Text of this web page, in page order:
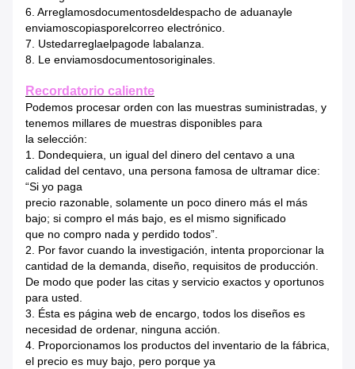
6. Arreglamosdocumentosdeldespacho de aduanayle
enviamoscopiasporelcorreo electrónico.
7. Ustedarreglaelpagode labalanza.
8. Le enviamosdocumentosoriginales.
Recordatorio caliente
Podemos procesar orden con las muestras suministradas, y
tenemos millares de muestras disponibles para
la selección:
1. Dondequiera, un igual del dinero del centavo a una
calidad del centavo, una persona famosa de ultramar dice:
“Si yo paga
precio razonable, solamente un poco dinero más el más
bajo; si compro el más bajo, es el mismo significado
que no compro nada y perdido todos”.
2. Por favor cuando la investigación, intenta proporcionar la
cantidad de la demanda, diseño, requisitos de producción.
De modo que poder las citas y servicio exactos y oportunos
para usted.
3. Ésta es página web de encargo, todos los diseños es
necesidad de ordenar, ninguna acción.
4. Proporcionamos los productos del inventario de la fábrica,
el precio es muy bajo, pero porque ya